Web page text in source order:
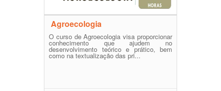
Agroecologia
O curso de Agroecologia visa proporcionar
conhecimento que ajudem no
desenvolvimento teórico e prático, bem
como na textualização das pri...